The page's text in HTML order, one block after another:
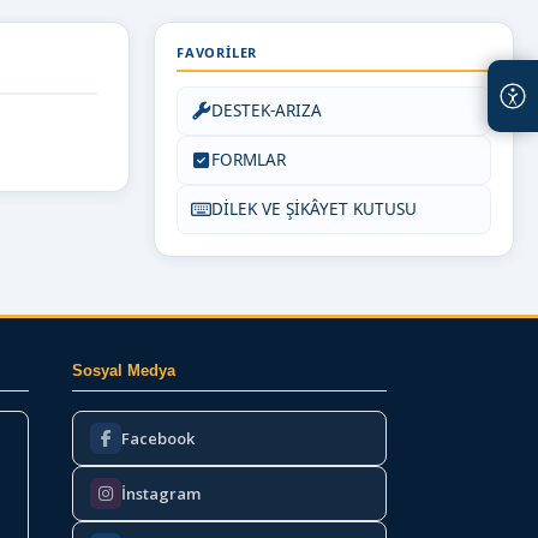
FAVORILER
DESTEK-ARIZA
FORMLAR
DİLEK VE ŞİKÂYET KUTUSU
Sosyal Medya
Facebook
İnstagram